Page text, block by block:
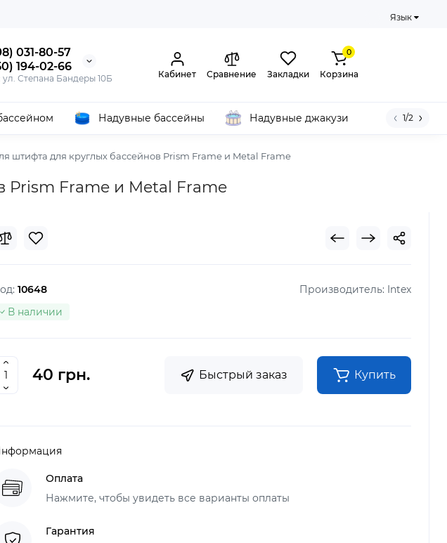
Язык
031-80-57
194-02-66
ул. Степана Бандеры 10Б Кабинет Сравнение Закладки
0
Корзина
Надувные бассейны Надувные джакузи 1/2
штифта для круглых бассейнов Prism Frame и Metal Frame
Prism Frame и Metal Frame
10648 Производитель: Intex
В наличии
40 грн. Быстрый заказ Купить
Оплата
Нажмите, чтобы увидеть все варианты оплаты
Гарантия